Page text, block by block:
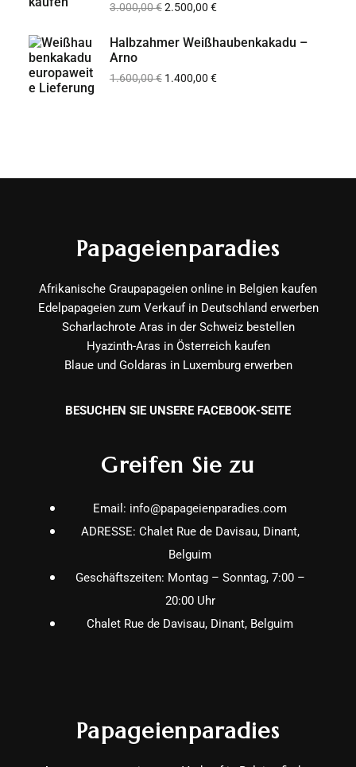
3.000,00€2.500,00 €
Halbzahmer Weißhaubenkakadu –
Arno
1.600,00€ 1.400,00 €
Papageienparadies
Afrikanische Graupapageien online in Belgien kaufen
Edelpapageien zum Verkauf in Deutschland erwerben
Scharlachrote Aras in der Schweiz bestellen
Hyazinth-Aras in Österreich kaufen
Blaue und Goldaras in Luxemburg erwerben
BESUCHEN SIE UNSERE FACEBOOK-SEITE
Greifen Sie zu
Email: info@papageienparadies.com
ADRESSE: Chalet Rue de Davisau, Dinant,
Belguim
Geschäftszeiten: Montag – Sonntag, 7:00 –
20:00 Uhr
Chalet Rue de Davisau, Dinant, Belguim
Papageienparadies